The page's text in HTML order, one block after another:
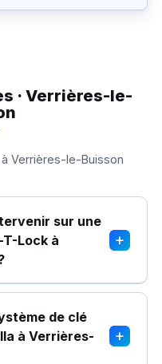
· Verrières-le-
Verrières-le-Buisson
sur une
Lock à
+
de clé
à Verrières-
+